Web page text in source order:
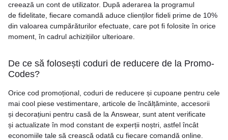
creează un cont de utilizator. După aderarea la programul
de fidelitate, fiecare comandă aduce clienților fideli prime de 10%
din valoarea cumpărăturilor efectuate, care pot fi folosite în orice
moment, în cadrul achizițiilor ulterioare.
De ce să folosești coduri de reducere de la Promo-
Codes?
Orice cod promoțional, coduri de reducere și cupoane pentru cele
mai cool piese vestimentare, articole de încălțăminte, accesorii
și decorațiuni pentru casă de la Answear, sunt atent verificate
și actualizate în mod constant de experții noștri, astfel încât
economiile tale să crească odată cu fiecare comandă online.